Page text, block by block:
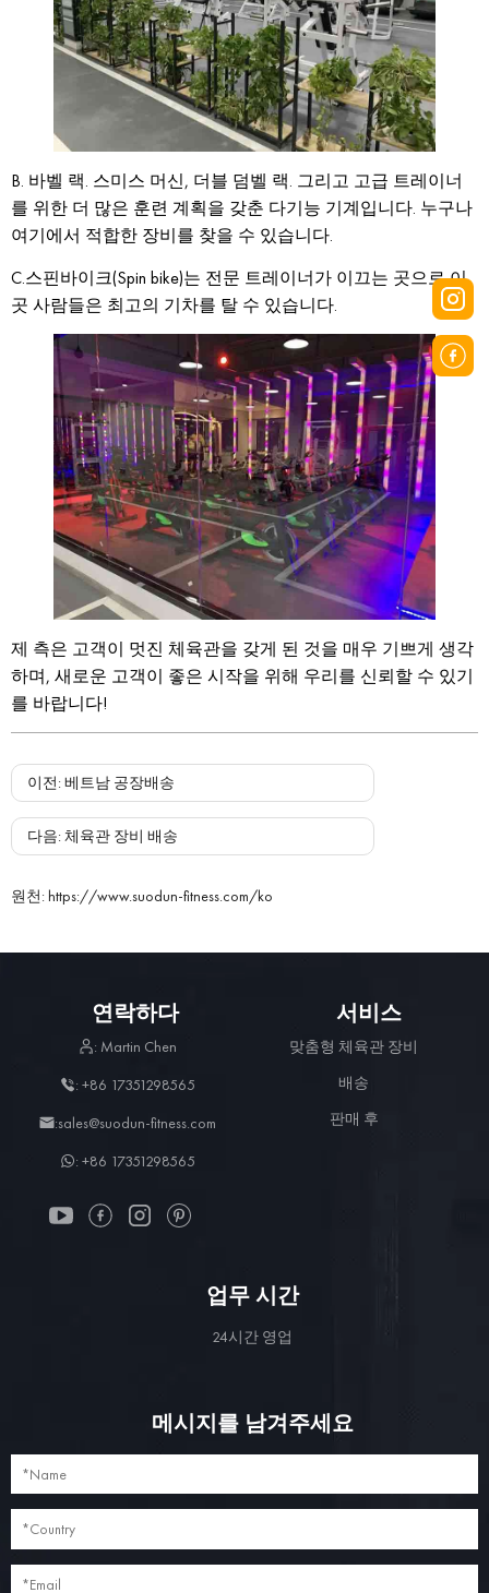
B. 바벨 랙. 스미스 머신, 더블 덤벨 랙. 그리고 고급 트레이너
를 위한 더 많은 훈련 계획을 갖춘 다기능 기계입니다. 누구나
여기에서 적합한 장비를 찾을 수 있습니다.
C.스핀바이크(Spin bike)는 전문 트레이너가 이끄는 곳으로 이
곳 사람들은 최고의 기차를 탈 수 있습니다.
제 측은 고객이 멋진 체육관을 갖게 된 것을 매우 기쁘게 생각
하며, 새로운 고객이 좋은 시작을 위해 우리를 신뢰할 수 있기
를 바랍니다!
이전:베트남 공장배송
다음:체육관 장비 배송
원천:https://www.suodun-fitness.com/ko
연락하다
: Martin Chen
: +86 17351298565
:sales@suodun-fitness.com
: +86 17351298565
서비스
맞춤형 체육관 장비
배송
판매 후
업무 시간
24시간 영업
메시지를 남겨주세요